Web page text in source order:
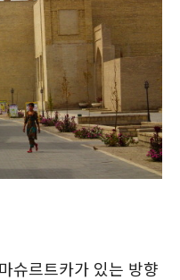
슈르트카가 있는 방향